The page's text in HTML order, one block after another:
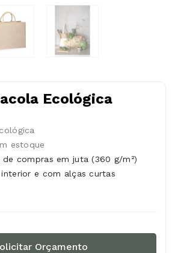
Ecológica
estoque
de compras em juta (360 g/m²)
e com alças curtas
Orçamento